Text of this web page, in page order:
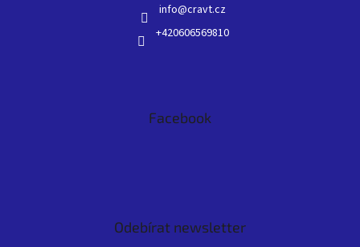
info@cravt.cz
+420606569810
Facebook
Odebírat newsletter